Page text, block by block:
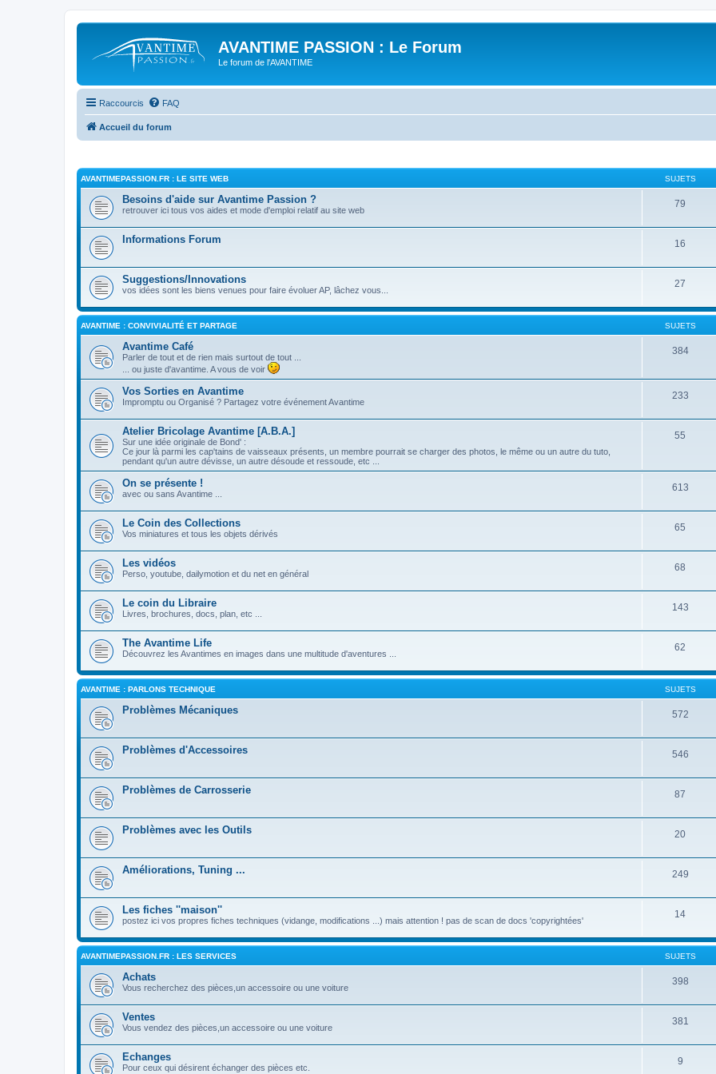
AVANTIME PASSION : Le Forum
Le forum de l'AVANTIME
Raccourcis FAQ
Accueil du forum
AVANTIMEPASSION.FR : LE SITE WEB SUJETS
Besoins d'aide sur Avantime Passion ?
retrouver ici tous vos aides et mode d'emploi relatif au site web
79
Informations Forum 16
Suggestions/Innovations
vos idées sont les biens venues pour faire évoluer AP, lâchez vous...
27
AVANTIME : CONVIVIALITÉ ET PARTAGE SUJETS
Avantime Café
Parler de tout et de rien mais surtout de tout ...
... ou juste d'avantime. A vous de voir
384
Vos Sorties en Avantime
Impromptu ou Organisé ? Partagez votre événement Avantime
233
Atelier Bricolage Avantime [A.B.A.]
Sur une idée originale de Bond' :
Ce jour là parmi les cap'tains de vaisseaux présents, un membre pourrait se charger des photos, le même ou un autre du tuto,
pendant qu'un autre dévisse, un autre désoude et ressoude, etc ...
55
On se présente !
avec ou sans Avantime ...
613
Le Coin des Collections
Vos miniatures et tous les objets dérivés
65
Les vidéos
Perso, youtube, dailymotion et du net en général
68
Le coin du Libraire
Livres, brochures, docs, plan, etc ...
143
The Avantime Life
Découvrez les Avantimes en images dans une multitude d'aventures ...
62
AVANTIME : PARLONS TECHNIQUE SUJETS
Problèmes Mécaniques 572
Problèmes d'Accessoires 546
Problèmes de Carrosserie 87
Problèmes avec les Outils 20
Améliorations, Tuning ... 249
Les fiches ''maison''
postez ici vos propres fiches techniques (vidange, modifications ...) mais attention ! pas de scan de docs 'copyrightées'
14
AVANTIMEPASSION.FR : LES SERVICES SUJETS
Achats
Vous recherchez des pièces,un accessoire ou une voiture
398
Ventes
Vous vendez des pièces,un accessoire ou une voiture
381
Echanges
Pour ceux qui désirent échanger des pièces etc.
9